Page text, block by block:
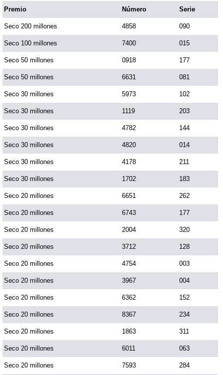
Premio Número Serie
Seco 200 millones 4858 090
Seco 100 millones 7400 015
Seco 50 millones 0918 177
Seco 50 millones 6631 081
Seco 30 millones 5973 102
Seco 30 millones 1119 203
Seco 30 millones 4782 144
Seco 30 millones 4820 014
Seco 30 millones 4178 211
Seco 30 millones 1702 183
Seco 20 millones 6651 262
Seco 20 millones 6743 177
Seco 20 millones 2004 320
Seco 20 millones 3712 128
Seco 20 millones 4754 003
Seco 20 millones 3967 004
Seco 20 millones 6362 152
Seco 20 millones 8367 234
Seco 20 millones 1863 311
Seco 20 millones 6011 063
Seco 20 millones 7593 284